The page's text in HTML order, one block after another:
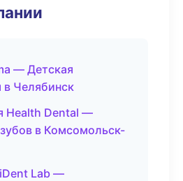
— Детская
в Челябинск
Health Dental —
в Комсомольск-
Lab —